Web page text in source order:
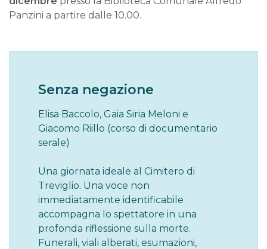
Panzini a partire dalle 10.00.
Senza negazione
Elisa Baccolo, Gaia Siria Meloni e
Giacomo Riillo (corso di documentario
serale)
Una giornata ideale al Cimitero di
Treviglio. Una voce non
immediatamente identificabile
accompagna lo spettatore in una
profonda riflessione sulla morte.
Funerali, viali alberati, esumazioni,